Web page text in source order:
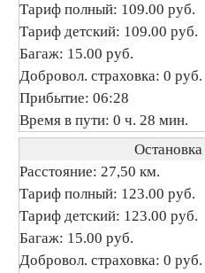
Тариф полный: 109.00 руб.
Тариф детский: 109.00 руб.
Багаж: 15.00 руб.
Добровол. страховка: 0 руб.
Прибытие: 06:28
Время в пути: 0 ч. 28 мин.
Остановка
Расстояние: 27,50 км.
Тариф полный: 123.00 руб.
Тариф детский: 123.00 руб.
Багаж: 15.00 руб.
Добровол. страховка: 0 руб.